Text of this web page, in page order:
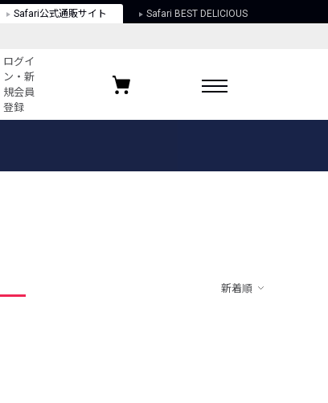
Safari公式通販サイト Safari BEST DELICIOUS
ログイ
ン・新
規会員
登録
お気に入りブランド
新着順